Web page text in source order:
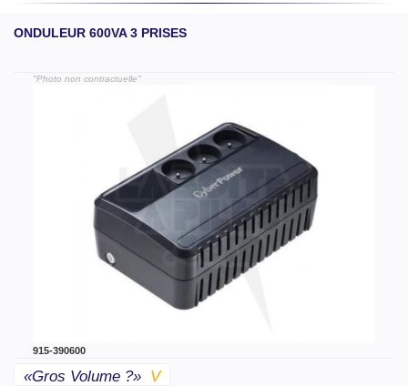
ONDULEUR 600VA 3 PRISES
"Photo non contractuelle"
915-390600
«gros Volume ?» V